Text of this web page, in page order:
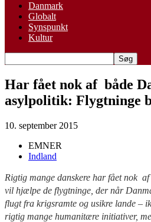
Danmark
Globalt
Synspunkt
Kultur
Har fået nok af både
asylpolitik: Flygtninge
10. september 2015
EMNER
Indland
Rigtig mange danskere har fået nok
vil hjælpe de flygtninge, der når
flugt fra krigsramte og usikre lande –
rigtig mange humanitære initiativer,